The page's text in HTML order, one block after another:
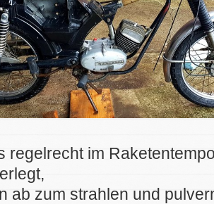
regelrecht im
ab zum strahlen und